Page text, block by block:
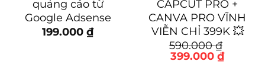
quảng cáo từ
Google Adsense
199.000 ₫
CAPCUT PRO +
CANVA PRO VĨNH
VIỄN CHỈ 399K 💥
590.000₫
Giá
399.000 ₫Giá